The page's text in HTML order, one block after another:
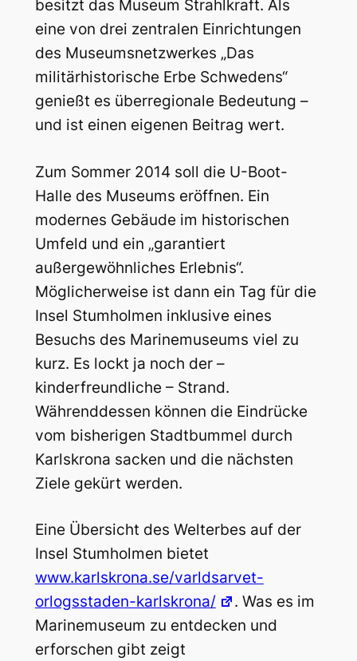
besitzt das Museum Strahlkraft. Als
eine von drei zentralen Einrichtungen
des Museumsnetzwerkes „Das
militärhistorische Erbe Schwedens“
genießt es überregionale Bedeutung –
und ist einen eigenen Beitrag wert.
Zum Sommer 2014 soll die U-Boot-
Halle des Museums eröffnen. Ein
modernes Gebäude im historischen
Umfeld und ein „garantiert
außergewöhnliches Erlebnis“.
Möglicherweise ist dann ein Tag für die
Insel Stumholmen inklusive eines
Besuchs des Marinemuseums viel zu
kurz. Es lockt ja noch der –
kinderfreundliche – Strand.
Währenddessen können die Eindrücke
vom bisherigen Stadtbummel durch
Karlskrona sacken und die nächsten
Ziele gekürt werden.
Eine Übersicht des Welterbes auf der
Insel Stumholmen bietet
www.karlskrona.se/varldsarvet-
orlogsstaden-karlskrona/
. Was es im
Marinemuseum zu entdecken und
erforschen gibt zeigt